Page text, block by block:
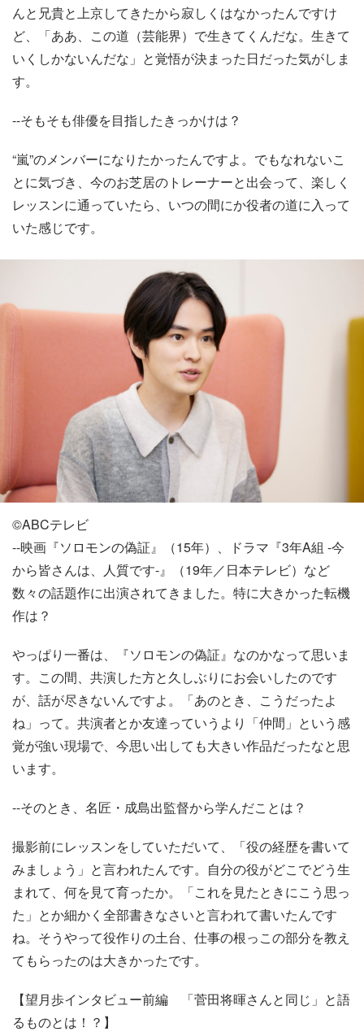
んと兄貴と上京してきたから寂しくはなかったんですけ
ど、「ああ、この道（芸能界）で生きてくんだな。生きて
いくしかないんだな」と覚悟が決まった日だった気がしま
す。
--そもそも俳優を目指したきっかけは？
“嵐”のメンバーになりたかったんですよ。でもなれないこ
とに気づき、今のお芝居のトレーナーと出会って、楽しく
レッスンに通っていたら、いつの間にか役者の道に入って
いた感じです。
©️ABCテレビ
--映画『ソロモンの偽証』（15年）、ドラマ『3年A組 -今
から皆さんは、人質です-』（19年／日本テレビ）など
数々の話題作に出演されてきました。特に大きかった転機
作は？
やっぱり一番は、『ソロモンの偽証』なのかなって思いま
す。この間、共演した方と久しぶりにお会いしたのです
が、話が尽きないんですよ。「あのとき、こうだったよ
ね」って。共演者とか友達っていうより「仲間」という感
覚が強い現場で、今思い出しても大きい作品だったなと思
います。
--そのとき、名匠・成島出監督から学んだことは？
撮影前にレッスンをしていただいて、「役の経歴を書いて
みましょう」と言われたんです。自分の役がどこでどう生
まれて、何を見て育ったか。「これを見たときにこう思っ
た」とか細かく全部書きなさいと言われて書いたんです
ね。そうやって役作りの土台、仕事の根っこの部分を教え
てもらったのは大きかったです。
【望月歩インタビュー前編 「菅田将暉さんと同じ」と語
るものとは！？】